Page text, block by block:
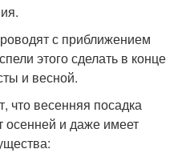
с приближением
этого сделать в конце
и весной.
весенняя посадка
осенней и даже имеет